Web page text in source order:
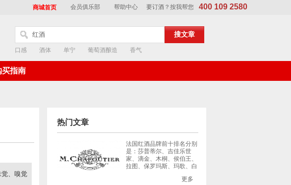
商城首页 会员俱乐部 帮助中心 要订酒？按我帮您 400 109 2580
口感 酒体 单宁 葡萄酒酿造 香气
买指南
、嗅觉
热门文章
法国红酒品牌前十排名分别
是：莎普蒂尔、吉佳乐世
家、滴金、木桐、侯伯王、
拉图、保罗玛斯、玛歌、白
自“2016年全球50大最受推
更多